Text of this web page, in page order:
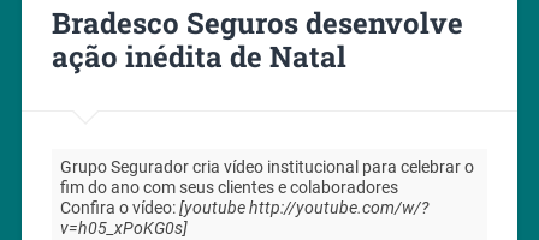
Bradesco Seguros desenvolve
ação inédita de Natal
Grupo Segurador cria vídeo institucional para celebrar o
fim do ano com seus clientes e colaboradores
Confira o vídeo:[youtube http://youtube.com/w/?
v=h05_xPoKG0s]